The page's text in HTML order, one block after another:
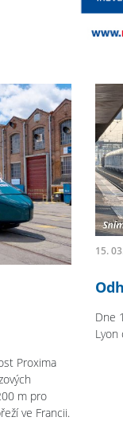
Proxima
m pro
ve Francii.
15.
Dne
Lyon